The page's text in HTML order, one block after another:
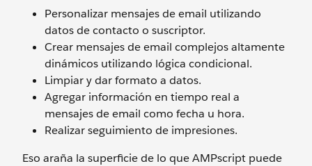
Personalizar mensajes de email utilizando
datos de contacto o suscriptor.
Crear mensajes de email complejos altamente
dinámicos utilizando lógica condicional.
Limpiar y dar formato a datos.
Agregar información en tiempo real a
mensajes de email como fecha u hora.
Realizar seguimiento de impresiones.
Eso araña la superficie de lo que AMPscript puede